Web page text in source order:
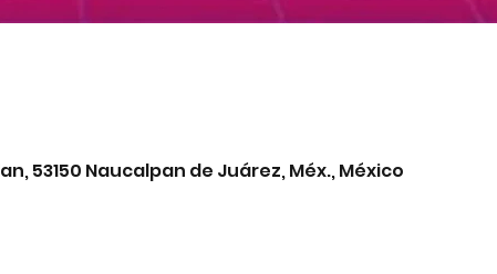
53150 Naucalpan de Juárez, Méx., México